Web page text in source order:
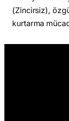
(Zincirsiz),
kurtarma